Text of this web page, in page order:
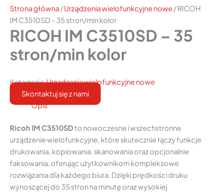
Strona główna/Urządzenia wielofunkcyjne nowe / RICOH
IM C3510SD – 35 stron/min kolor
RICOH IM C3510SD – 35
stron/min kolor
Kategoria:Urządzenia wielofunkcyjne nowe
Skontaktuj się z nami
Opis
Ricoh IM C3510SDto nowoczesne i wszechstronne
urządzenie wielofunkcyjne, które skutecznie łączy funkcje
drukowania, kopiowania, skanowania oraz opcjonalnie
faksowania, oferując użytkownikom kompleksowe
rozwiązania dla każdego biura. Dzięki prędkości druku
wynoszącej do 35 stron na minutę oraz wysokiej